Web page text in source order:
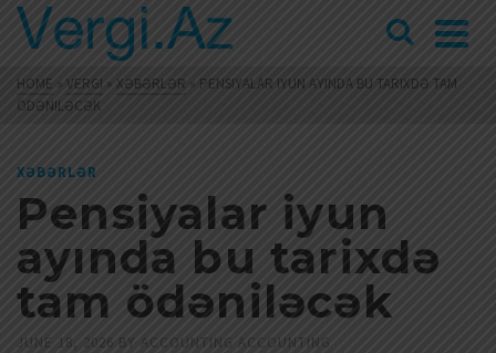
HOME » VERGI » XƏBƏRLƏR » PENSIYALAR IYUN AYINDA BU TARIXDƏ TAM
ÖDƏNILƏCƏK
XƏBƏRLƏR
Pensiyalar iyun
ayında bu tarixdə
tam ödəniləcək
JUNE 18, 2026 BY ACCOUNTING ACCOUNTING